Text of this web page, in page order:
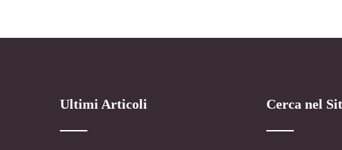
Ultimi Articoli Cerca nel